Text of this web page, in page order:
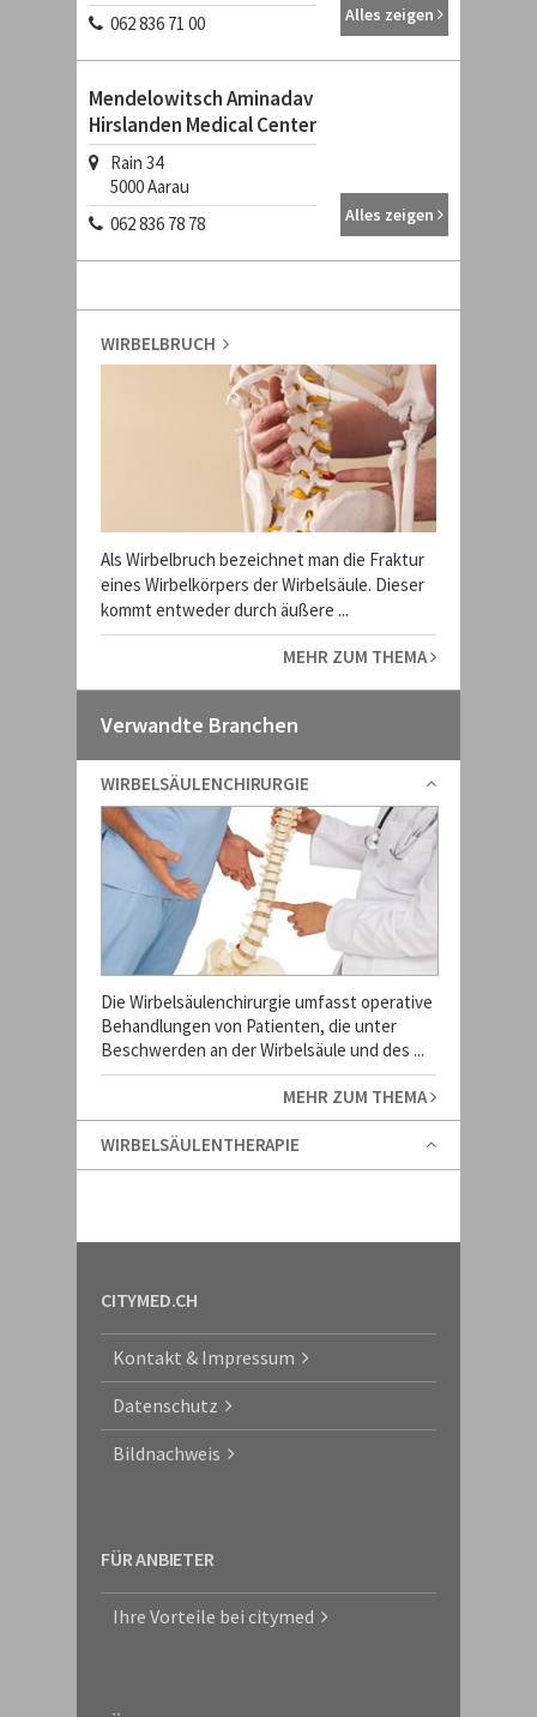
062 836 71 00
Alles zeigen
Mendelowitsch Aminadav
Hirslanden Medical Center
Rain 34
5000Aarau
062 836 78 78
Alles zeigen
WIRBELBRUCH
Als Wirbelbruch bezeichnet man die Fraktur
eines Wirbelkörpers der Wirbelsäule. Dieser
kommt entweder durch äußere ...
MEHR ZUM THEMA
Verwandte Branchen
WIRBELSÄULENCHIRURGIE
Die Wirbelsäulenchirurgie umfasst operative
Behandlungen von Patienten, die unter
Beschwerden an der Wirbelsäule und des ...
MEHR ZUM THEMA
WIRBELSÄULENTHERAPIE
CITYMED.CH
Kontakt & Impressum
Datenschutz
Bildnachweis
FÜR ANBIETER
Ihre Vorteile bei citymed